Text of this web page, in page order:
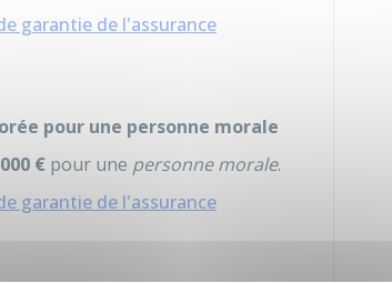
garantie de l'assurance
pour une personne morale
€ pour une personne morale.
garantie de l'assurance